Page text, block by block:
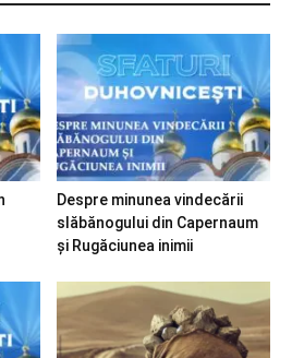
Despre minunea vindecării
slăbănogului din Capernaum
și Rugăciunea inimii